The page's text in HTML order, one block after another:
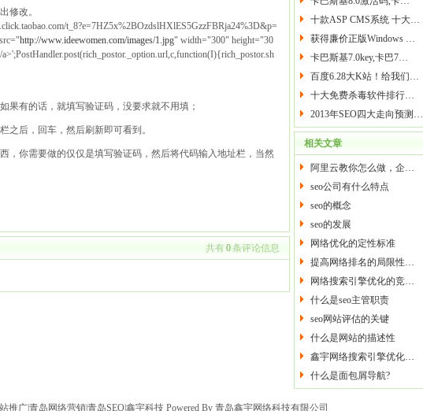
修改。
t_8?e=7HZ5x%2BOzdslHXlES5GzzFBRja24%3D&p=
http://www.ideewomen.com/images/1.jpg" width="300" height="30
果有的话，就填写验证码，没要求就不用填；
之后，回车，然后刷新即可看到。
，你需要做的仅仅是填写验证码，然后将代码输入地址栏，当然
共有0条评论信息
十款ASP CMS系统 十大…
获得廉价正版Windows …
卡巴斯基7.0key,卡巴7…
百度6.28大K站！给我们…
十大免费杀毒软件排行…
2013年SEO四大走向预测…
相关文章
阿里云教你怎么做，企…
seo公司有什么特点
seo的概念
seo的发展
网络优化的定性标准
提高网络排名的局限性…
网络搜索引擎优化的竞…
什么是seo主管职责
seo网站评估的关键
什么是网站的描述性
鑫宇网络搜索引擎优化…
什么是面包屑导航?
推广|青岛网络营销|青岛SEO|鑫宇科技 Powered By 青岛鑫宇网络科技有限公司